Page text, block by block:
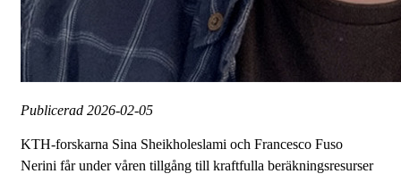
Publicerad 2026-02-05
KTH-forskarna Sina Sheikholeslami och Francesco Fuso
Nerini får under våren tillgång till kraftfulla beräkningsresurser